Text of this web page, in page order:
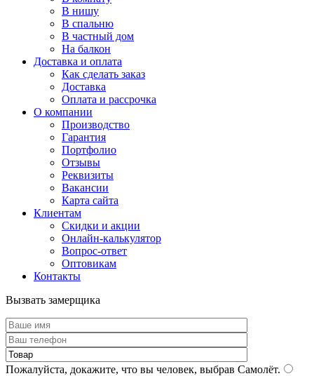
В нишу
В спальню
В частный дом
На балкон
Доставка и оплата
Как сделать заказ
Доставка
Оплата и рассрочка
О компании
Производство
Гарантия
Портфолио
Отзывы
Реквизиты
Вакансии
Карта сайта
Клиентам
Скидки и акции
Онлайн-калькулятор
Вопрос-ответ
Оптовикам
Контакты
Вызвать замерщика
Пожалуйста, докажите, что вы человек, выбрав Самолёт.